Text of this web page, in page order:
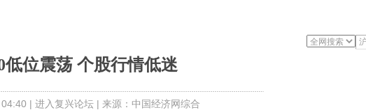
低位震荡 个股行情低迷
| 进入复兴论坛| 来源：中国经济网综合